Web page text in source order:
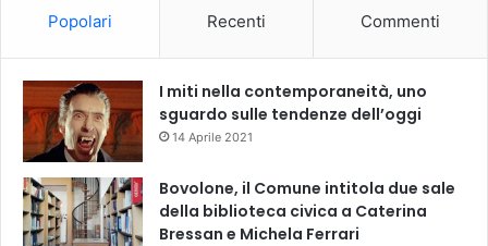
Popolari Recenti Commenti
I miti nella contemporaneità, uno
sguardo sulle tendenze dell’oggi
14 Aprile 2021
Bovolone, il Comune intitola due sale
della biblioteca civica a Caterina
Bressan e Michela Ferrari